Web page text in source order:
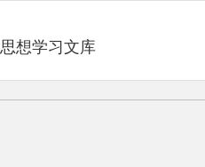
想学习文库